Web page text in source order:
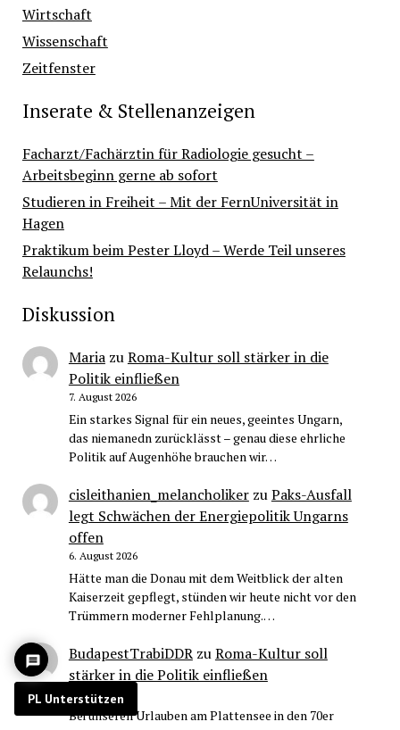
Wirtschaft
Wissenschaft
Zeitfenster
Inserate & Stellenanzeigen
Facharzt/Fachärztin für Radiologie gesucht –
Arbeitsbeginn gerne ab sofort
Studieren in Freiheit – Mit der FernUniversität in
Hagen
Praktikum beim Pester Lloyd – Werde Teil unseres
Relaunchs!
Diskussion
MariazuRoma-Kultur soll stärker in die
Politik einfließen
7. August 2026
Ein starkes Signal für ein neues, geeintes Ungarn,
das niemanedn zurücklässt – genau diese ehrliche
Politik auf Augenhöhe brauchen wir…
cisleithanien_melancholikerzuPaks-Ausfall
legt Schwächen der Energiepolitik Ungarns
offen
6. August 2026
Hätte man die Donau mit dem Weitblick der alten
Kaiserzeit gepflegt, stünden wir heute nicht vor den
Trümmern moderner Fehlplanung.…
BudapestTrabiDDRzuRoma-Kultur soll
stärker in die Politik einfließen
6. August 2026
Bei unseren Urlauben am Plattensee in den 70er
PL Unterstützen